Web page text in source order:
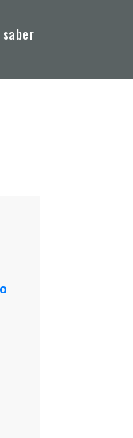
saber